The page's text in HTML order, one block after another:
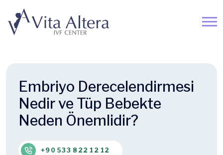
Embriyo Derecelendirmesi
Nedir ve Tüp Bebekte
Neden Önemlidir?
+90 533 822 12 12